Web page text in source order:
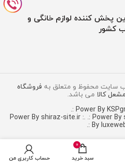
پخش کننده لوازم خانگی و
کشور
فروشگاه
کالا می باشد.
.: Power
By
0
سبد خرید حساب کاربری من